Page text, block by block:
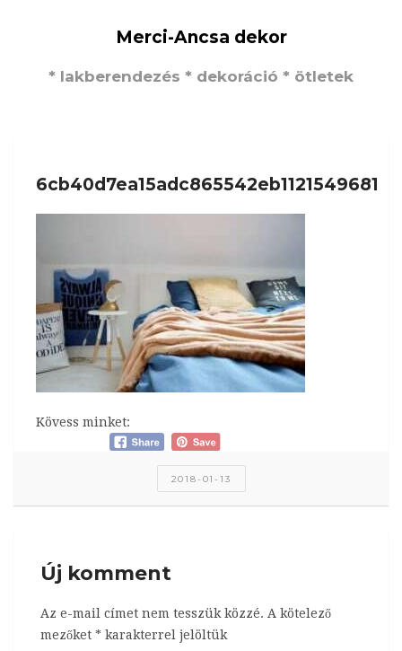
Merci-Ancsa dekor
* lakberendezés * dekoráció * ötletek
6cb40d7ea15adc865542eb1121549681
Kövess minket:
2018-01-13
Új komment
Az e-mail címet nem tesszük közzé. A kötelező
mezőket * karakterrel jelöltük